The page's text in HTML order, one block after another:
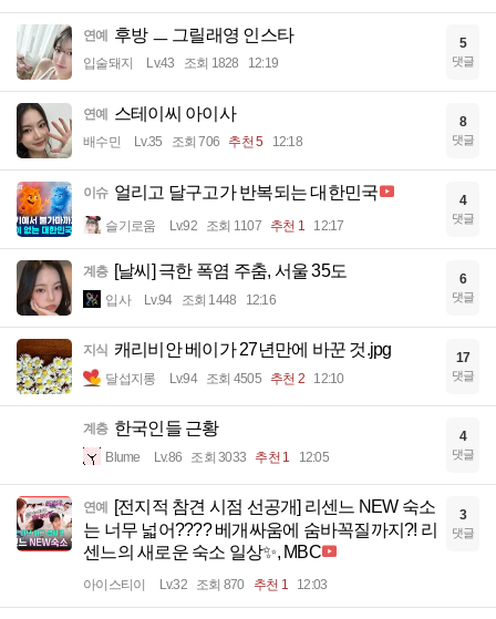
연예 후방 ㅡ 그릴래영 인스타
입술돼지 Lv.43 조회 1828 12:19
5
댓글
연예 스테이씨 아이사
배수민 Lv.35 조회 706 추천 5 12:18
8
댓글
이슈 얼리고 달구고가 반복되는 대한민국
슬기로움 Lv.92 조회 1107 추천 1 12:17
4
댓글
계층 [날씨] 극한 폭염 주춤, 서울 35도
입사 Lv.94 조회 1448 12:16
6
댓글
지식 캐리비안 베이가 27년만에 바꾼 것.jpg
달섭지롱 Lv.94 조회 4505 추천 2 12:10
17
댓글
계층 한국인들 근황
Blume Lv.86 조회 3033 추천 1 12:05
4
댓글
연예
[전지적 참견 시점 선공개] 리센느 NEW 숙소
는 너무 넓어???? 베개싸움에 숨바꼭질까지?! 리
센느의 새로운 숙소 일상✨, MBC
아이스티이 Lv.32 조회 870 추천 1 12:03
3
댓글